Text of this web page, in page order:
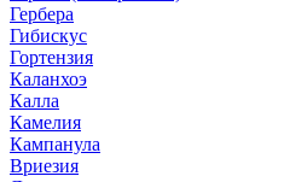
Гербера
Гибискус
Гортензия
Каланхоэ
Калла
Камелия
Кампанула
Вриезия